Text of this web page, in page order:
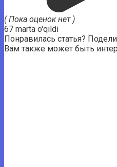
( Пока оценок нет )
67 marta o'qildi
Понравилась статья?
Вам также может быть